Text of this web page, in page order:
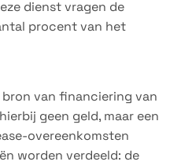
dienst vragen de
procent van het
van financiering van
geen geld, maar een
overeenkomsten
worden verdeeld: de